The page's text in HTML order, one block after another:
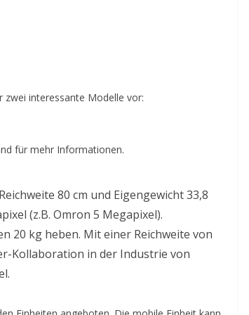
zwei interessante Modelle vor:
für mehr Informationen.
80 cm und Eigengewicht 33,8
(z.B. Omron 5 Megapixel).
20 kg heben. Mit einer Reichweite von
Kollaboration in der Industrie von